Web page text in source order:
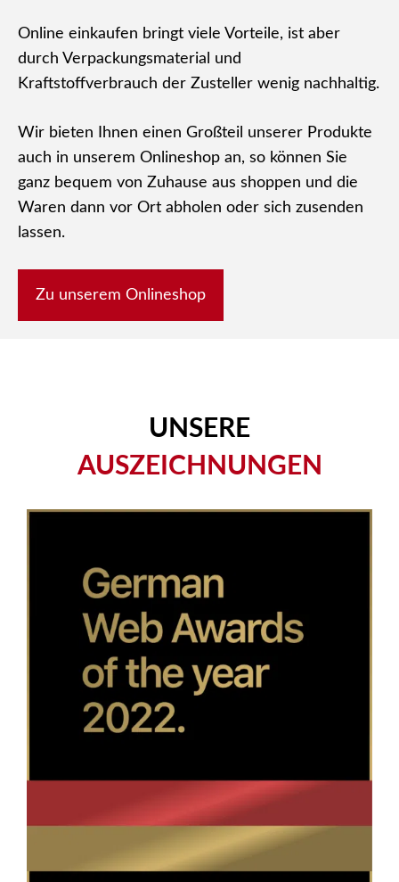
Online einkaufen bringt viele Vorteile, ist aber
durch Verpackungsmaterial und
Kraftstoffverbrauch der Zusteller wenig nachhaltig.
Wir bieten Ihnen einen Großteil unserer Produkte
auch in unserem Onlineshop an, so können Sie
ganz bequem von Zuhause aus shoppen und die
Waren dann vor Ort abholen oder sich zusenden
lassen.
Zu unserem Onlineshop
UNSERE
AUSZEICHNUNGEN